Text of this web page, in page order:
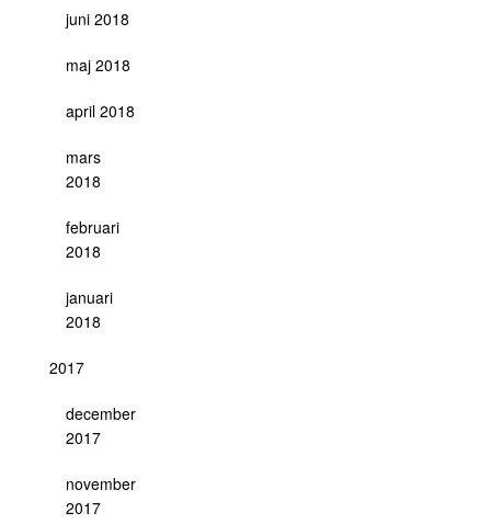
juni 2018
maj 2018
april 2018
mars
2018
februari
2018
januari
2018
2017
december
2017
november
2017